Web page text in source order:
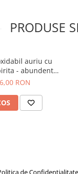
PRODUSE
auriu cu
- abundenta,
succes
RON
de Confidentialitate